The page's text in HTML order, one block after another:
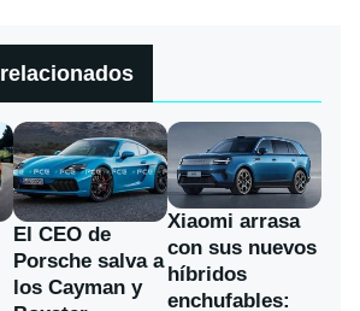
El CEO de
Porsche salva a
los Cayman y
Xiaomi arrasa
con sus nuevos
híbridos
enchufables: